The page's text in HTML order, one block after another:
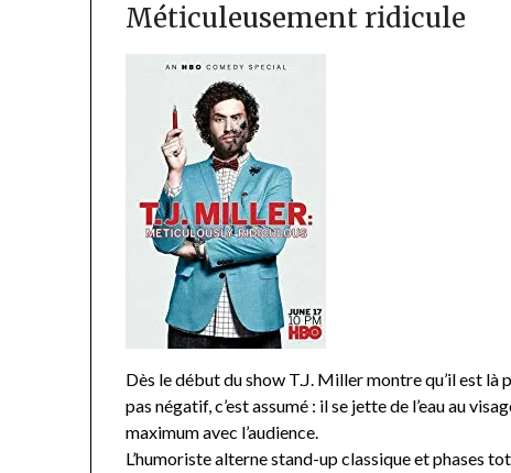
Méticuleusement ridicule
Dès le début du show T.J. Miller montre qu’il est là
pas négatif, c’est assumé : il se jette de l’eau au
maximum avec l’audience.
L’humoriste alterne stand-up classique et phases